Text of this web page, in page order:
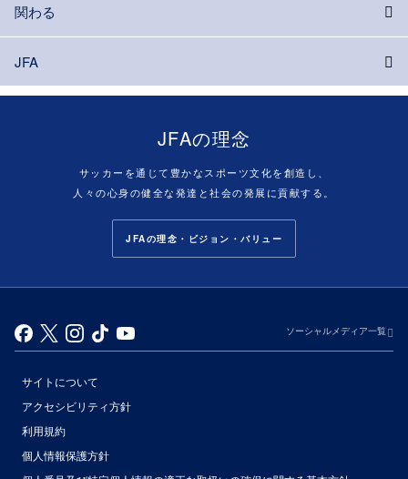
関わる
JFA
JFAの理念
サッカーを通じて豊かなスポーツ文化を創造し、
人々の心身の健全な発達と社会の発展に貢献する。
JFAの理念・ビジョン・バリュー
ソーシャルメディア一覧
サイトについて
アクセシビリティ方針
利用規約
個人情報保護方針